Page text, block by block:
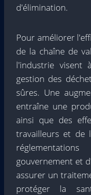
d'élimination.
Pour améliorer
de la chaîne de
l'industrie visent
gestion des
sûres. Une
entraîne une
ainsi que des
travailleurs et de
gouvernement et
assurer un
protéger la